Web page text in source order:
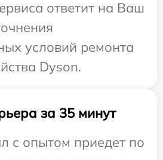
ответит на Ваш
условий ремонта
Dyson.
за 35 минут
с опытом приедет по